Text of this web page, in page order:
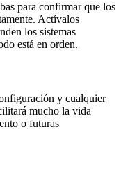
para confirmar que los
Actívalos
los sistemas
está en orden.
y cualquier
mucho la vida
o futuras